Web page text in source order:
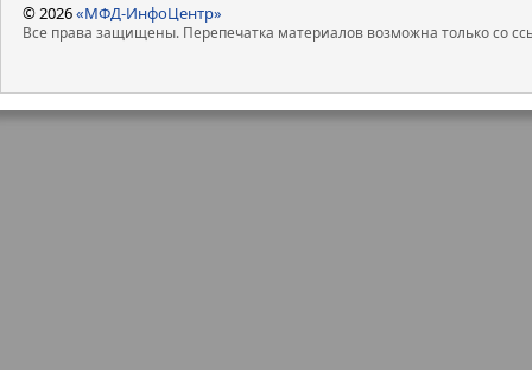
© 2026«МФД-ИнфоЦентр»
Все права защищены. Перепечатка материалов возможна только со